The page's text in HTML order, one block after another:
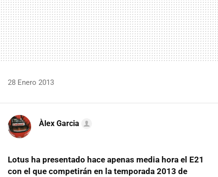
28 Enero 2013
Àlex Garcia
Lotus ha presentado hace apenas media hora el E21
con el que competirán en la temporada 2013 de